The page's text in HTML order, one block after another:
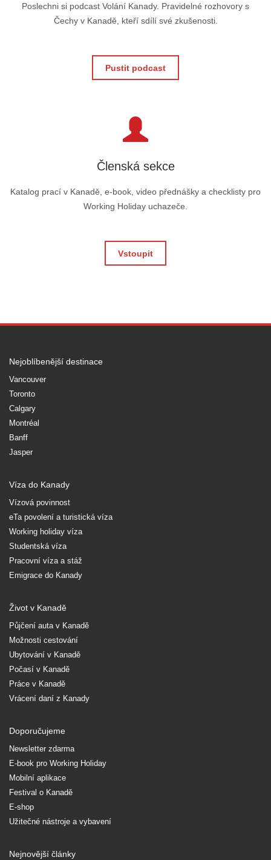
Poslechni si podcast Volání Kanady. Pravidelné rozhovory s
Čechy v Kanadě, kteří sdílí své zkušenosti.
Pustit podcast
Členská sekce
Katalog prací v Kanadě, e-book, video přednášky a checklisty pro
Working Holiday uchazeče.
Vstoupit
Nejoblíbenější destinace
Vancouver
Toronto
Calgary
Montréal
Banff
Jasper
Víza do Kanady
Vízová povinnost
eTa povolení a turistická víza
Working holiday víza
Studentská víza
Pracovní víza a stáž
Emigrace do Kanady
Život v Kanadě
Půjčení auta v Kanadě
Možnosti cestování
Ubytování v Kanadě
Počasí v Kanadě
Práce v Kanadě
Vrácení daní z Kanady
Doporučujeme
Newsletter zdarma
E-book pro Working Holiday
Mobilní aplikace
Festival o Kanadě
E-shop
Užitečné nástroje a vybavení
Nejnovější články